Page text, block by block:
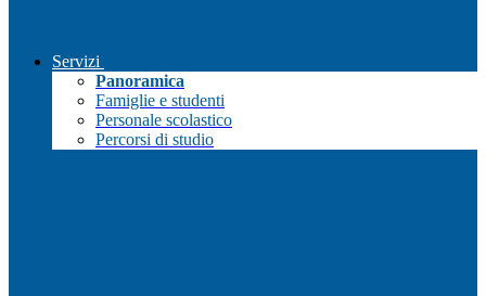
Servizi
Panoramica
Famiglie e studenti
Personale scolastico
Percorsi di studio